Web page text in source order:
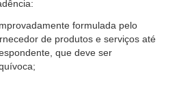
formulada pelo
de produtos e serviços até
que deve ser